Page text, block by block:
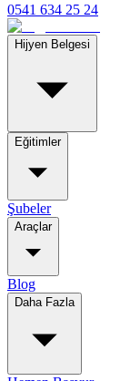
0541 634 25 24
Hijyen Belgesi
Eğitimler
Şubeler
Araçlar
Blog
Daha Fazla